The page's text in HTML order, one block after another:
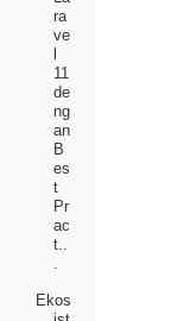
ra
ve
11
de
ng
an
B
es
t
Pr
ac
t..
Ekos